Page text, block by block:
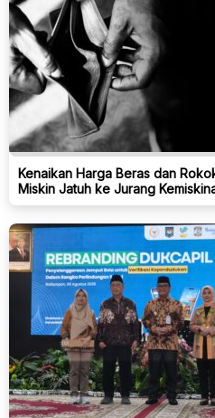
Kenaikan Harga Beras dan
Miskin Jatuh ke Jurang